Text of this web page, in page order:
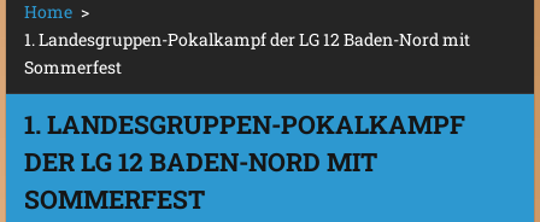
Home >
1. Landesgruppen-Pokalkampf der LG 12 Baden-Nord mit
Sommerfest
1. LANDESGRUPPEN-POKALKAMPF
DER LG 12 BADEN-NORD MIT
SOMMERFEST